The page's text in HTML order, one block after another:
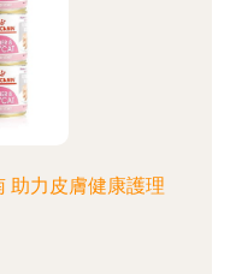
助力皮膚健康護理